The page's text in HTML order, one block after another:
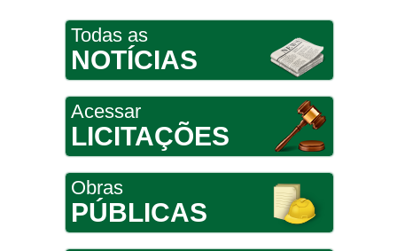
Todas as
NOTÍCIAS
Acessar
LICITAÇÕES
Obras
PÚBLICAS